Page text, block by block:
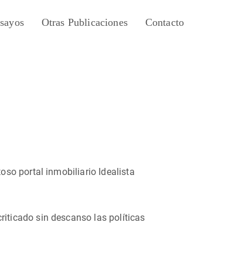
Otras Publicaciones Contacto
portal inmobiliario Idealista
sin descanso las políticas